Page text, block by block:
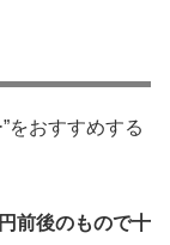
をおすすめする
前後のもので十